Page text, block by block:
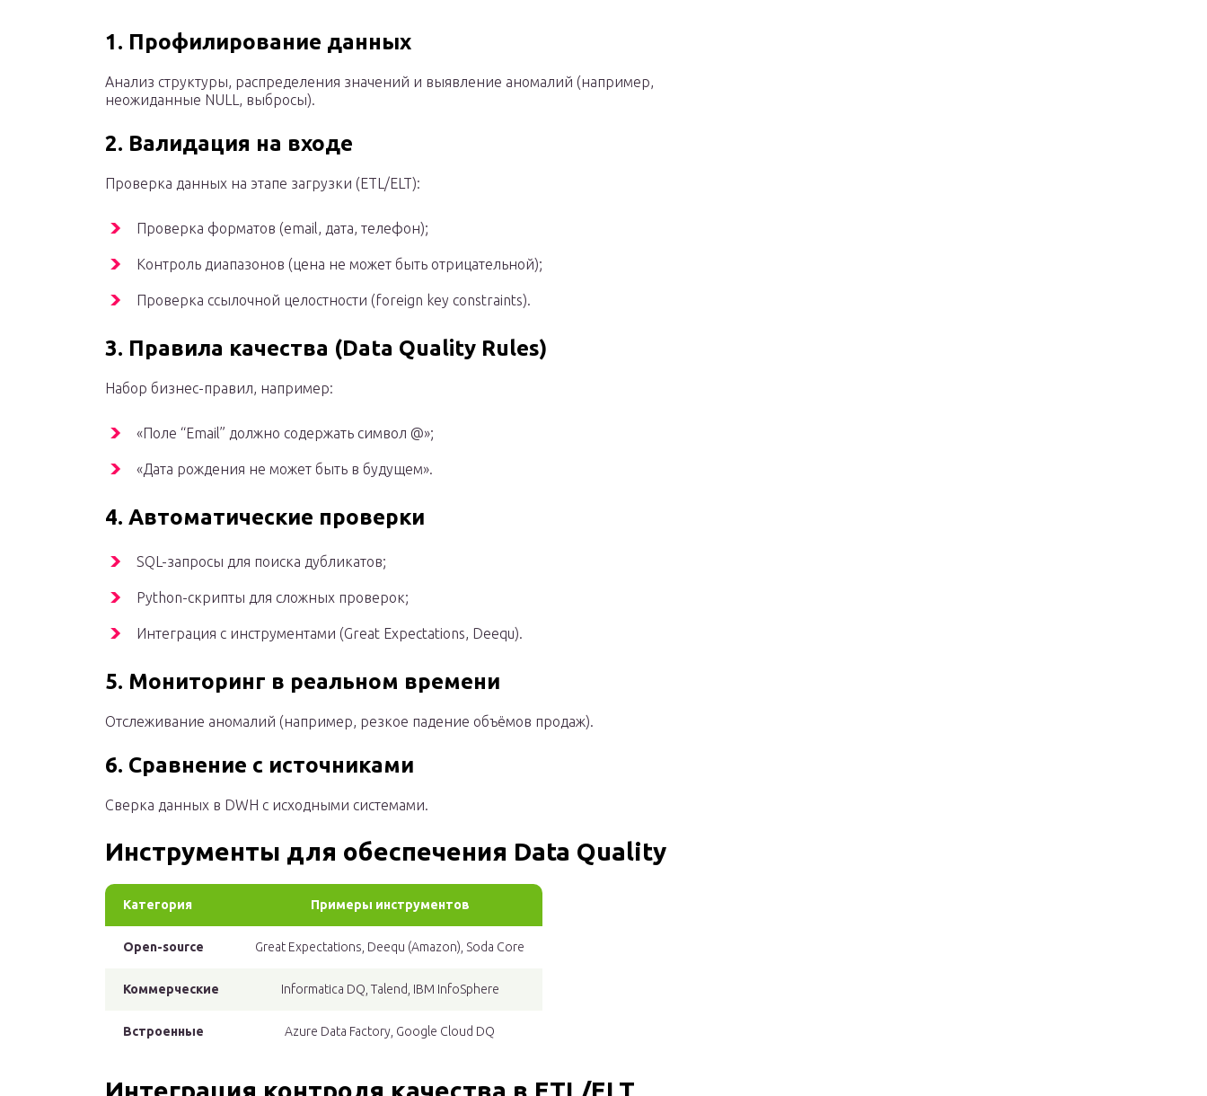
1. Профилирование данных
Анализ структуры, распределения значений и выявление аномалий (например,
неожиданные NULL, выбросы).
2. Валидация на входе
Проверка данных на этапе загрузки (ETL/ELT):
Проверка форматов (email, дата, телефон);
Контроль диапазонов (цена не может быть отрицательной);
Проверка ссылочной целостности (foreign key constraints).
3. Правила качества (Data Quality Rules)
Набор бизнес-правил, например:
«Поле “Email” должно содержать символ @»;
«Дата рождения не может быть в будущем».
4. Автоматические проверки
SQL-запросы для поиска дубликатов;
Python-скрипты для сложных проверок;
Интеграция с инструментами (Great Expectations, Deequ).
5. Мониторинг в реальном времени
Отслеживание аномалий (например, резкое падение объёмов продаж).
6. Сравнение с источниками
Сверка данных в DWH с исходными системами.
Инструменты для обеспечения Data Quality
Категория Примеры инструментов
Open-source Great Expectations, Deequ (Amazon), Soda Core
Коммерческие Informatica DQ, Talend, IBM InfoSphere
Встроенные Azure Data Factory, Google Cloud DQ
Интеграция контроля качества в ETL/ELT